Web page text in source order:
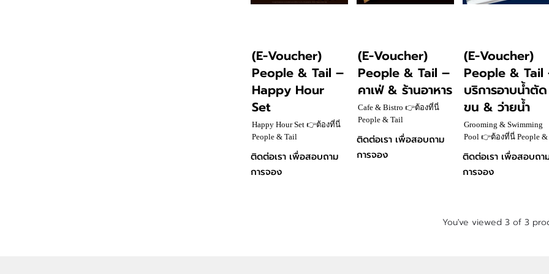
(E-Voucher)
People & Tail –
Happy Hour
Set
Happy Hour Set 👉ต้องที่นี่
People & Tail
#PetCommunityCafe 💚มาที่
ร้านครบจบ อาหาร คาเฟ่
ฝากเลี้ยงหมา แมว 🔹หรือ
ติดต่อเรา เพื่อสอบถาม
การจอง
(E-Voucher)
People & Tail –
คาเฟ่ & ร้านอาหาร
Cafe & Bistro 👉ต้องที่นี่
People & Tail
#PetCommunityCafe 💚มาที่
ร้านครบจบ อาหาร คาเฟ่
ฝากเลี้ยงหมา แมว 🔹หรือ
ติดต่อเรา เพื่อสอบถาม
การจอง
(E-Voucher)
People & Tail
บริการอาบน้ำตัด
ขน & ว่ายน้ำ
Grooming & Swimming
Pool 👉ต้องที่นี่ People &
Tail #PetCommunityCafe
มาที่ร้านครบจบ อาหาร
คาเฟ่ ฝากเลี้ยงหมา แมว
https://maps.app.goo.gl/
ติดต่อเรา เพื่อสอบถา
การจอง
You've viewed 3 of 3